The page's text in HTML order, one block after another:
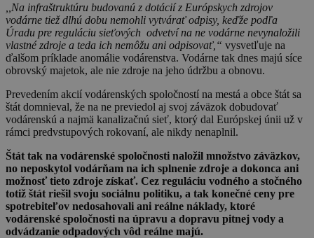
,,Na infraštruktúru budovanú z dotácií z Európskych zdrojov
vodárne tiež dlhú dobu nemohli vytvárať odpisy, keďže podľa
Úradu pre reguláciu sieťových odvetví na ne vodárne nevynaložili
vlastné zdroje a teda ich nemôžu ani odpisovať,“ vysvetľuje na
ďalšom príklade anomálie vodárenstva. Vodárne tak dnes majú síce
obrovský majetok, ale nie zdroje na jeho údržbu a obnovu.
Prevedením akcií vodárenských spoločností na mestá a obce štát sa
štát domnieval, že na ne previedol aj svoj záväzok dobudovať
vodárenskú a najmä kanalizačnú sieť, ktorý dal Európskej únii už v
rámci predvstupových rokovaní, ale nikdy nenaplnil.
Štát tak na vodárenské spoločnosti naložil množstvo záväzkov,
no neposkytol vodárňam na ich splnenie zdroje a dokonca ani
možnosť tieto zdroje získať. Cez reguláciu vodného a stočného
totiž štát riešil svoju sociálnu politiku, a tak konečné ceny pre
spotrebiteľov nedosahovali ani reálne náklady, ktoré
vodárenské spoločnosti na úpravu a dopravu pitnej vody a
odvádzanie odpadových vôd reálne majú.